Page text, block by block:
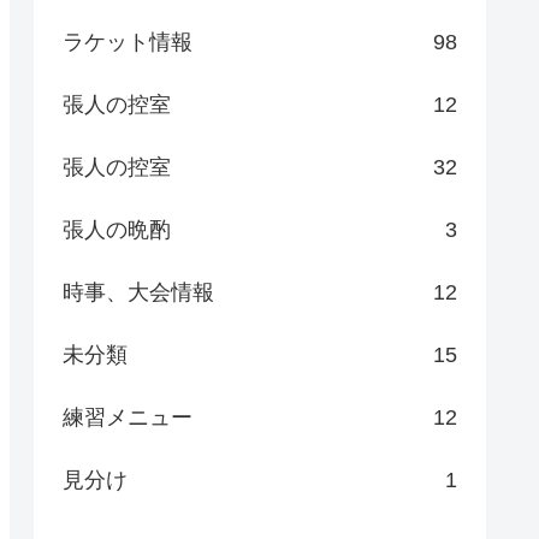
ラケット情報 98
張人の控室 12
張人の控室 32
張人の晩酌 3
時事、大会情報 12
未分類 15
練習メニュー 12
見分け 1